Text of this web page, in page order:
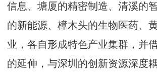
信息、塘厦的精密制造、清溪的
的新能源、樟木头的生物医药、
业，各自形成特色产业集群，并
的延伸，与深圳的创新资源深度耦